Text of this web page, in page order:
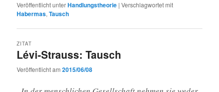
Veröffentlicht unterHandlungstheorie |Verschlagwortet mit
Habermas,Tausch
Lévi-Strauss: Tausch
ZITAT
Veröffentlicht am2015/06/08